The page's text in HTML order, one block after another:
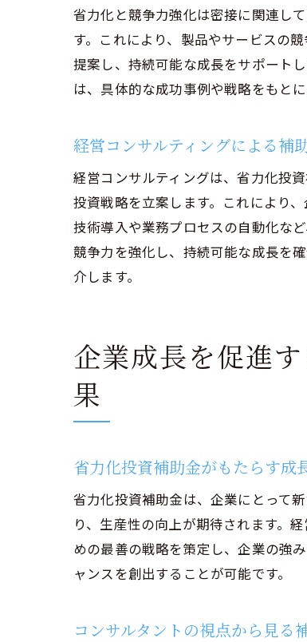
省力化と競争力強化は密接に関連し
す。これにより、製品やサービスの
提案し、持続可能な成長をサポート
は、具体的な成功事例や戦略をもと
経営コンサルティングによる補
経営コンサルティングは、省力化投
投資戦略を立案します。これにより
技術導入や業務プロセスの自動化な
競争力を強化し、持続可能な成長を
介します。
企業成長を促進
果
省力化投資補助金がもたらす成
省力化投資補助金は、企業にとって
り、生産性の向上が期待されます。
めの最善の戦略を策定し、企業の強
ャンスを創出することが可能です。
コンサルタントの視点から見る